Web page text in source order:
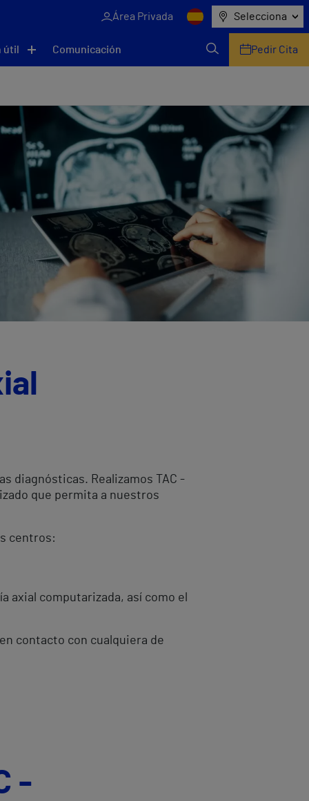
Área Privada Selecciona
útil Comunicación Pedir Cita
diagnósticas. Realizamos TAC -
que permita a nuestros
centros:
axial computarizada, así como el
contacto con cualquiera de
-